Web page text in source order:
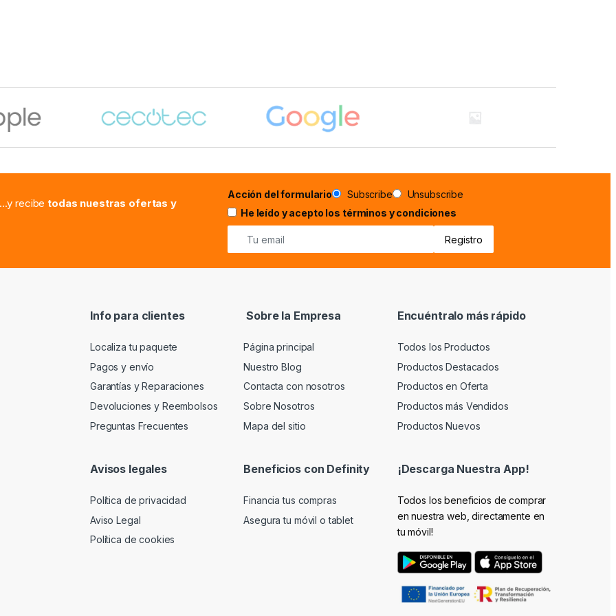
...y recibetodas nuestras ofertas y
Acción del formulario Subscribe
Unsubscribe
He leído y acepto los términos y condiciones
Info para clientes
Localiza tu paquete
Pagos y envío
Garantías y Reparaciones
Devoluciones y Reembolsos
Preguntas Frecuentes
Sobre la Empresa
Página principal
Nuestro Blog
Contacta con nosotros
Sobre Nosotros
Mapa del sitio
Encuéntralo más rápido
Todos los Productos
Productos Destacados
Productos en Oferta
Productos más Vendidos
Productos Nuevos
Avisos legales
Política de privacidad
Aviso Legal
Política de cookies
Beneficios con Definity
Financia tus compras
Asegura tu móvil o tablet
¡Descarga Nuestra App!
Todos los beneficios de comprar
en nuestra web, directamente en
tu móvil!